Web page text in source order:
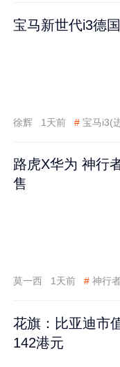
宝马新世代i3德
徐辉 1天前 # 宝马i3(
路虎X华为 神行
售
莫一西 1天前 # 神行
花旗：比亚迪市
142港元